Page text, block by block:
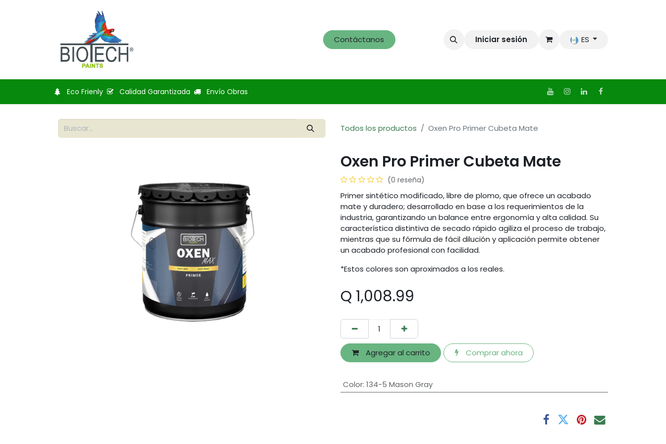
Contáctanos Iniciar sesión ES
Eco Frienly Calidad Garantizada Envío Obras
Todos los productos Oxen Pro Primer Cubeta Mate
Oxen Pro Primer Cubeta Mate
(0 reseña)
Primer sintético modificado, libre de plomo, que ofrece un acabado
mate y duradero; desarrollado en base a los requerimientos de la
industria, garantizando un balance entre ergonomía y alta calidad. Su
característica distintiva de secado rápido agiliza el proceso de trabajo,
mientras que su fórmula de fácil dilución y aplicación permite obtener
un acabado profesional con facilidad.
*Estos colores son aproximados a los reales.
Q 1,008.99
Agregar al carrito Comprar ahora
Color: 134-5 Mason Gray